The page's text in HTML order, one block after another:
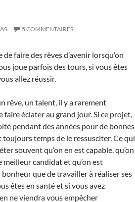
5 COMMENTAIRES
faire des rêves d’avenir lorsqu’on
joue parfois des tours, si vous êtes
allez réussir.
rêve, un talent, il y a rarement
faire éclater au grand jour. Si ce projet,
pendant des années pour de bonnes
toujours temps de le ressusciter. Ce qui
souvent qu’on en est capable, qu’on
meilleur candidat et qu’on est
que de travailler à réaliser ses
êtes en santé et si vous avez
ne viendra vous empêcher